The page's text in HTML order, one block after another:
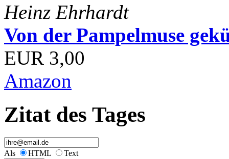
Heinz Ehrhardt
Von der Pampelmuse
EUR 3,00
Amazon
Zitat des Tages
Als HTML Text